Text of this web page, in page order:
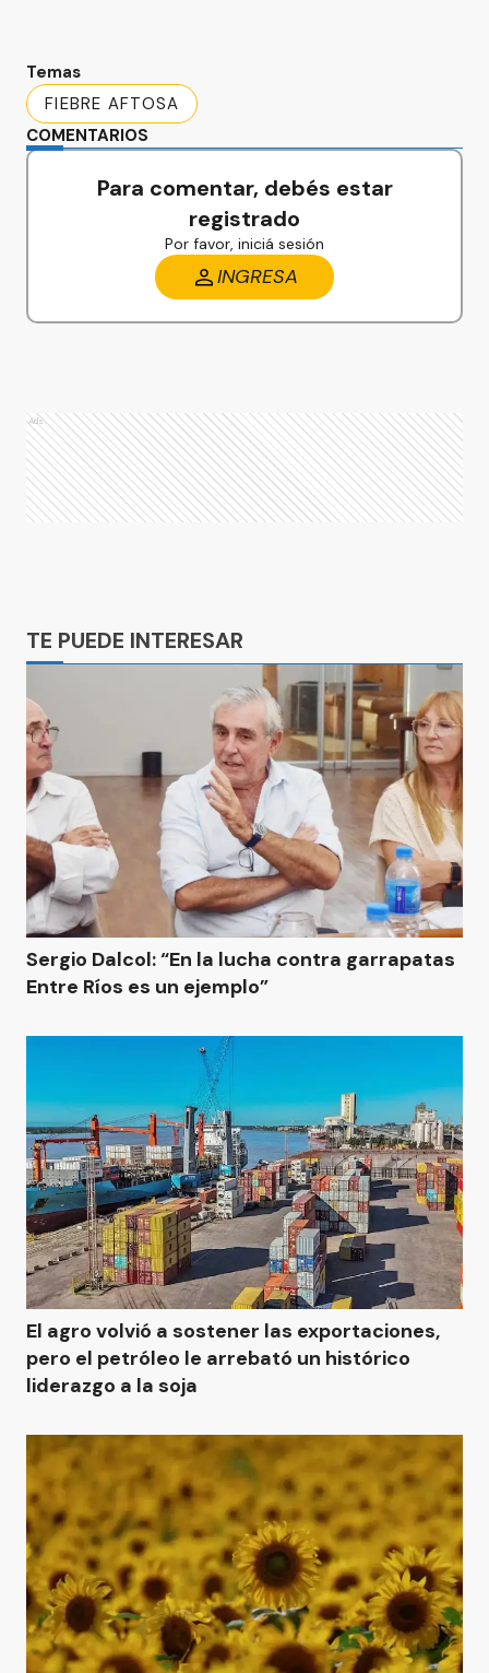
Temas
FIEBRE AFTOSA
COMENTARIOS
Para comentar, debés estar
registrado
Por favor, iniciá sesión
INGRESA
Ads
TE PUEDE INTERESAR
Sergio Dalcol: “En la lucha contra garrapatas
Entre Ríos es un ejemplo”
El agro volvió a sostener las exportaciones,
pero el petróleo le arrebató un histórico
liderazgo a la soja